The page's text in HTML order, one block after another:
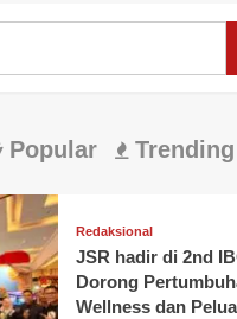
Popular Trending
Redaksional
JSR hadir di 2nd
Dorong
Wellness dan